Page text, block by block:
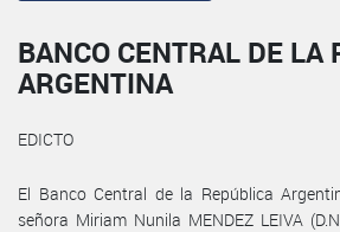
BANCO CENTRAL DE LA
ARGENTINA
EDICTO
El Banco Central de la República
señora Miriam Nunila MENDEZ LEIVA